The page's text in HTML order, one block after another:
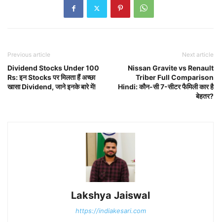
Previous article
Dividend Stocks Under 100
Rs: इन Stocks पर मिलता हैं अच्छा
खासा Dividend, जाने इनके बारे में!
Next article
Nissan Gravite vs Renault
Triber Full Comparison
Hindi: कौन-सी 7-सीटर फैमिली कार है
बेहतर?
Lakshya Jaiswal
https://indiakesari.com